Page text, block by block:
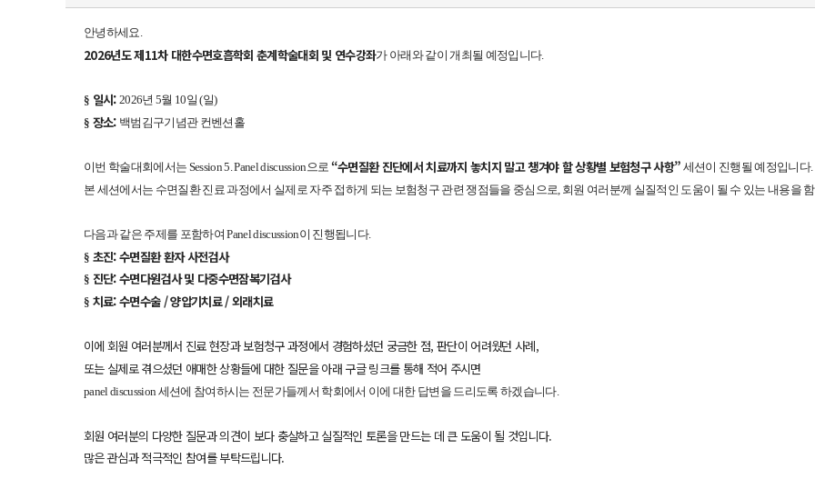
안녕하세요.
2026년도 제11차 대한수면호흡학회 춘계학술대회 및 연수강좌가 아래와 같이 개최될 예정입니다.
§ 일시:2026년 5월 10일 (일)
§ 장소: 백범김구기념관 컨벤션홀
이번 학술대회에서는 Session 5. Panel discussion으로 “수면질환 진단에서 치료까지 놓치지 말고 챙겨야 할 상황별 보험청구 사항” 세션이 진행될 예정입니다.
본 세션에서는 수면질환 진료 과정에서 실제로 자주 접하게 되는 보험청구 관련 쟁점들을 중심으로, 회원 여러분께 실질적인 도움이 될 수 있는 내용을
다음과 같은 주제를 포함하여 Panel discussion이 진행됩니다.
§ 초진: 수면질환 환자 사전검사
§ 진단: 수면다원검사 및 다중수면잠복기검사
§ 치료: 수면수술 / 양압기치료 / 외래치료
이에 회원 여러분께서 진료 현장과 보험청구 과정에서 경험하셨던 궁금한 점, 판단이 어려웠던 사례,
또는 실제로 겪으셨던 애매한 상황들에 대한 질문을 아래 구글 링크를 통해 적어 주시면
panel discussion 세션에 참여하시는 전문가들께서 학회에서 이에 대한 답변을 드리도록 하겠습니다.
회원 여러분의 다양한 질문과 의견이 보다 충실하고 실질적인 토론을 만드는 데 큰 도움이 될 것입니다.
많은 관심과 적극적인 참여를 부탁드립니다.